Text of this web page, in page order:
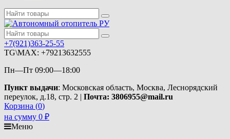
+7(921)363-25-55
TG\MAX: +79213632555
Пн—Пт 09:00—18:00
Пункт выдачи: Московская область, Москва, Леснорядский
переулок, д.18, стр. 2 | Почта: 3806955@mail.ru
Корзина (0)
на сумму 0 ₽
Меню